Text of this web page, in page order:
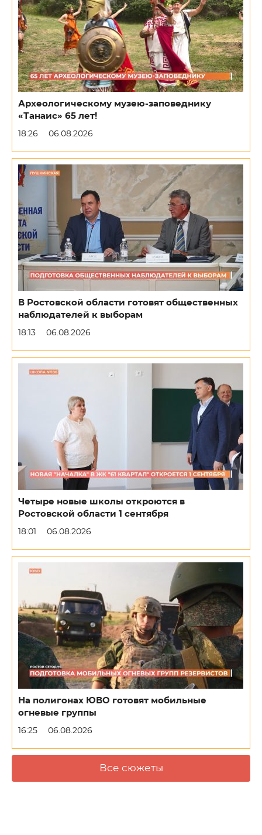
Археологическому музею-заповеднику
«Танаис» 65 лет!
18:26 06.08.2026
В Ростовской области готовят общественных
наблюдателей к выборам
18:13 06.08.2026
Четыре новые школы откроются в
Ростовской области 1 сентября
18:01 06.08.2026
На полигонах ЮВО готовят мобильные
огневые группы
16:25 06.08.2026
Все сюжеты